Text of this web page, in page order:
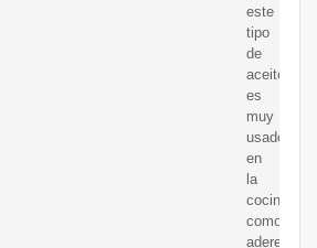
este
tipo
de
aceite
es
muy
usado
en
la
cocina
como
aderezo